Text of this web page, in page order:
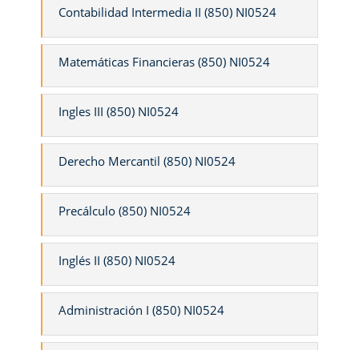
Contabilidad Intermedia II (850) NI0524
Matemáticas Financieras (850) NI0524
Ingles III (850) NI0524
Derecho Mercantil (850) NI0524
Precálculo (850) NI0524
Inglés II (850) NI0524
Administración I (850) NI0524